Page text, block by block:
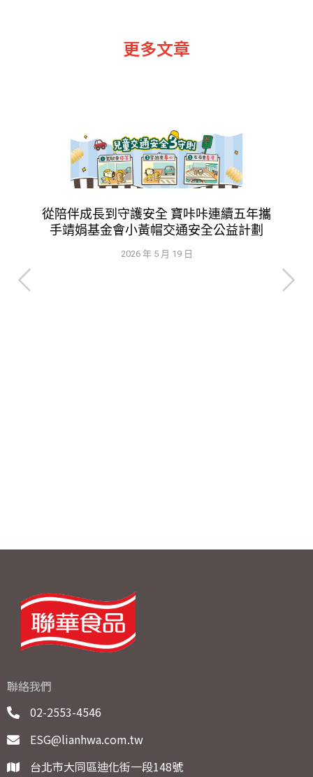
更多文章
從陪伴成長到守護安全 寶咔咔連續五年攜
手靖娟基金會小黃帽交通安全公益計劃
2026 年 5 月 19 日
聯絡我們
02-2553-4546
ESG@lianhwa.com.tw
台北市大同區迪化街一段148號